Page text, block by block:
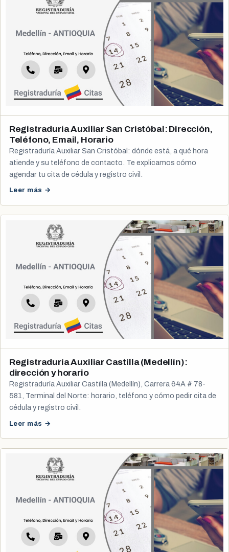
Registraduría Auxiliar San Cristóbal: Dirección,
Teléfono, Email, Horario
Registraduría Auxiliar San Cristóbal: dónde está, a qué hora
atiende y su teléfono de contacto. Te explicamos cómo
agendar tu cita de cédula y registro civil.
Leer más →
Registraduría Auxiliar Castilla (Medellín):
dirección y horario
Registraduría Auxiliar Castilla (Medellín), Carrera 64A # 78-
581, Terminal del Norte: horario, teléfono y cómo pedir cita de
cédula y registro civil.
Leer más →